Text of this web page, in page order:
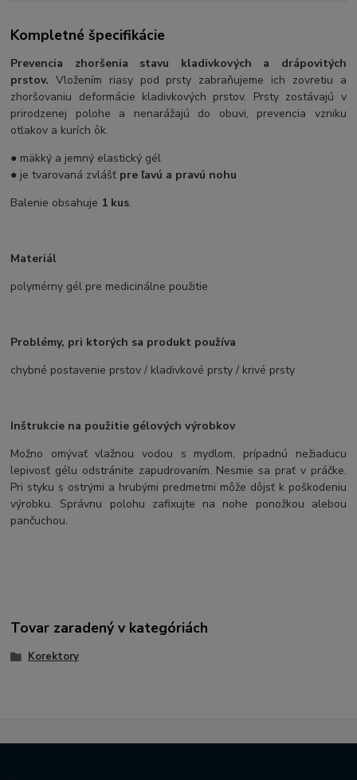
Kompletné špecifikácie
Prevencia zhoršenia stavu kladivkových a drápovitých
prstov. Vložením riasy pod prsty zabraňujeme ich zovretiu a
zhoršovaniu deformácie kladivkových prstov. Prsty zostávajú v
prirodzenej polohe a nenarážajú do obuvi, prevencia vzniku
otlakov a kurích ôk.
● mäkký a jemný elastický gél
● je tvarovaná zvlášť pre ľavú a pravú nohu
Balenie obsahuje 1 kus.
Materiál
polymérny gél pre medicinálne použitie
Problémy, pri ktorých sa produkt používa
chybné postavenie prstov / kladivkové prsty / krivé prsty
Inštrukcie na použitie gélových výrobkov
Možno omývať vlažnou vodou s mydlom, prípadnú nežiaducu
lepivosť gélu odstránite zapudrovaním. Nesmie sa prať v práčke.
Pri styku s ostrými a hrubými predmetmi môže dôjsť k poškodeniu
výrobku. Správnu polohu zafixujte na nohe ponožkou alebou
pančuchou.
Tovar zaradený v kategóriách
Korektory